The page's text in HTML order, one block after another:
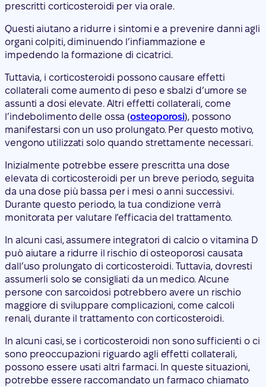
prescritti corticosteroidi per via orale.
Questi aiutano a ridurre i sintomi e a prevenire danni agli
organi colpiti, diminuendo l’infiammazione e
impedendo la formazione di cicatrici.
Tuttavia, i corticosteroidi possono causare effetti
collaterali come aumento di peso e sbalzi d’umore se
assunti a dosi elevate. Altri effetti collaterali, come
l’indebolimento delle ossa (osteoporosi), possono
manifestarsi con un uso prolungato. Per questo motivo,
vengono utilizzati solo quando strettamente necessari.
Inizialmente potrebbe essere prescritta una dose
elevata di corticosteroidi per un breve periodo, seguita
da una dose più bassa per i mesi o anni successivi.
Durante questo periodo, la tua condizione verrà
monitorata per valutare l’efficacia del trattamento.
In alcuni casi, assumere integratori di calcio o vitamina D
può aiutare a ridurre il rischio di osteoporosi causata
dall’uso prolungato di corticosteroidi. Tuttavia, dovresti
assumerli solo se consigliati da un medico. Alcune
persone con sarcoidosi potrebbero avere un rischio
maggiore di sviluppare complicazioni, come calcoli
renali, durante il trattamento con corticosteroidi.
In alcuni casi, se i corticosteroidi non sono sufficienti o ci
sono preoccupazioni riguardo agli effetti collaterali,
possono essere usati altri farmaci. In queste situazioni,
potrebbe essere raccomandato un farmaco chiamato